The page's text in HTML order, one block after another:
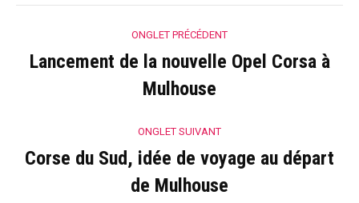
de
commentaire
ONGLET PRÉCÉDENT
précédent
Lancement de la nouvelle Opel Corsa à
Mulhouse
ONGLET SUIVANT
suivant
Corse du Sud, idée de voyage au départ
de Mulhouse